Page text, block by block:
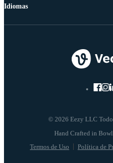
© 2026 Eezy LLC
Termos de Uso Política de
Idiomas